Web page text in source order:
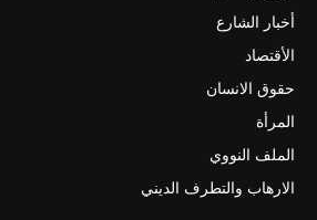
أخبار الشارع
الأقتصاد
حقوق الانسان
المرأة
الملف النووي
الارهاب والتطرف الديني